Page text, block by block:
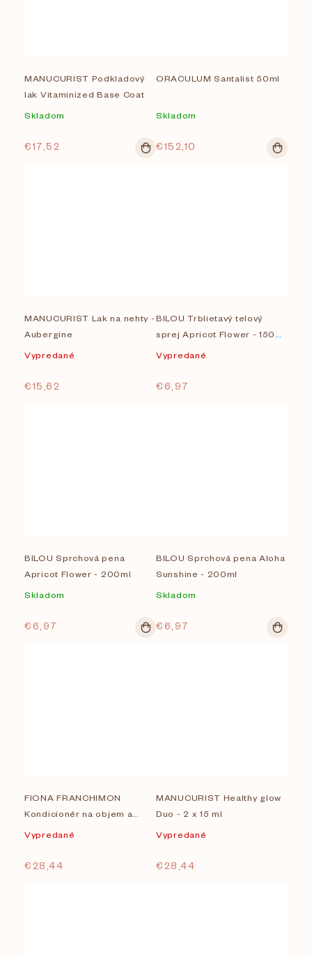
MANUCURIST Podkladový
lak Vitaminized Base Coat
Skladom
€17,52
ORACULUM Santalist 50ml
Skladom
€152,10
MANUCURIST Lak na nehty -
Aubergine
Vypredané
€15,62
BILOU Trblietavý telový
sprej Apricot Flower - 150
Vypredané
€6,97
BILOU Sprchová pena
Apricot Flower - 200ml
Skladom
€6,97
BILOU Sprchová pena Aloha
Sunshine - 200ml
Skladom
€6,97
FIONA FRANCHIMON
Kondicionér na objem a
Vypredané
€28,44
MANUCURIST Healthy glow
Duo - 2 x 15 ml
Vypredané
€28,44